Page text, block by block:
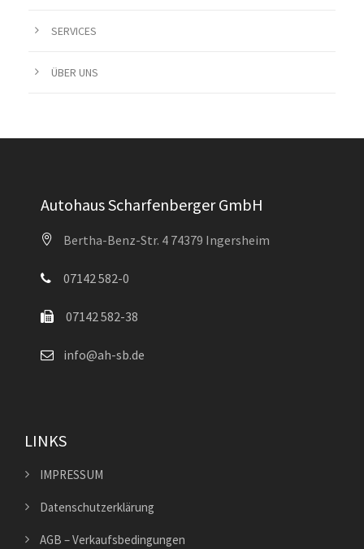
SERVICES
ÜBER UNS
Autohaus Scharfenberger GmbH
Bertha-Benz-Str. 4 74379 Ingersheim
07142 582-0
07142 582-38
info@ah-sb.de
LINKS
IMPRESSUM
Datenschutzerklärung
AGB – Verkaufsbedingungen